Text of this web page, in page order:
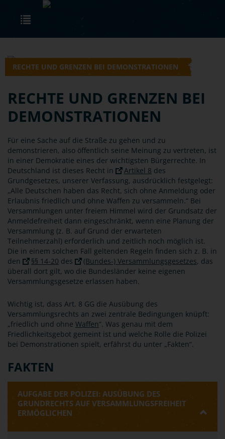
Skip to main content
RECHTE UND GRENZEN BEI DEMONSTRATIONEN
RECHTE UND GRENZEN BEI
DEMONSTRATIONEN
Für eine Sache auf die Straße zu gehen und zu
demonstrieren, also öffentlich seine Meinung zu vertreten, ist
in einer Demokratie eines der wichtigsten Bürgerrechte. In
Deutschland ist dieses Recht in
Artikel 8 des
Grundgesetzes, unserer Verfassung, ausdrücklich festgelegt:
„Alle Deutschen haben das Recht, sich ohne Anmeldung oder
Erlaubnis friedlich und ohne Waffen zu versammeln.“ Bei
Versammlungen unter freiem Himmel wird der Grundsatz der
Anmeldefreiheit dann eingeschränkt, wenn eine Planung der
Versammlung (z. B. auf Grund der erwarteten
Teilnehmerzahl) erforderlich und zeitlich noch möglich ist.
Die in einem solchen Fall geltenden Regeln finden sich z. B. in
den
§§ 14-20 des (Bundes-) Versammlungsgesetzes, das
überall dort gilt, wo die Bundesländer keine eigenen
Versammlungsgesetze erlassen haben.
Wichtig ist, dass Art. 8 GG die Ausübung des
Versammlungsrechts an zwei zentrale Bedingungen knüpft:
„friedlich und ohne Waffen“. Was genau mit dem
Friedlichkeitsgebot gemeint ist und welche Rolle die Polizei
bei Demonstrationen spielt, erfährst du unter „Fakten“.
FAKTEN
AUFGABE DER POLIZEI: AUSÜBUNG DES
GRUNDRECHTS AUF VERSAMMLUNGSFREIHEIT
ERMÖGLICHEN